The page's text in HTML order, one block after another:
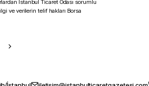
İstanbul Ticaret Odası sorumlu
ve verilerin telif hakları Borsa